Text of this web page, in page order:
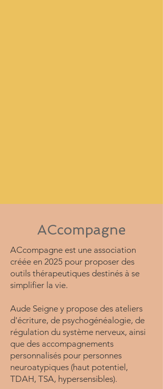
ACcompagne
ACcompagne est une association
créée en 2025 pour proposer des
outils thérapeutiques destinés à se
simplifier la vie.
Aude Seigne y propose des ateliers
d'écriture, de psychogénéalogie, de
régulation du système nerveux, ainsi
que des accompagnements
personnalisés pour personnes
neuroatypiques (haut potentiel,
TDAH, TSA, hypersensibles).